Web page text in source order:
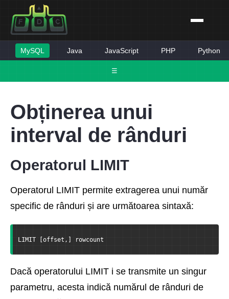
☰
MySQL Java JavaScript PHP Python
Obținerea unui
interval de rânduri
Operatorul LIMIT
Operatorul LIMIT permite extragerea unui număr
specific de rânduri și are următoarea sintaxă:
LIMIT [offset,] rowcount
Dacă operatorului LIMIT i se transmite un singur
parametru, acesta indică numărul de rânduri de